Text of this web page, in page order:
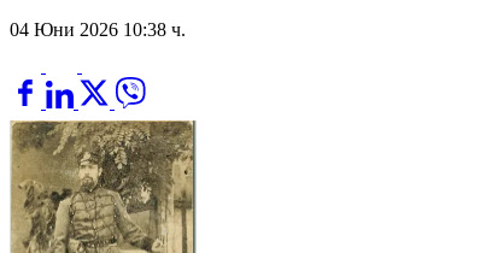
04 Юни 2026 10:38 ч.